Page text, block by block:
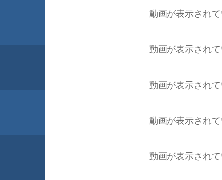
動画が表示され
動画が表示され
動画が表示され
動画が表示され
動画が表示され